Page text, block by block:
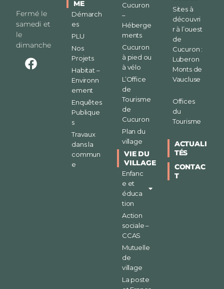
Fermé le
samedi et
le
dimanche
ME
Démarch
es
PLU
Nos
Projets
Habitat –
Environn
ement
Enquêtes
Publique
s
Travaux
dans la
commun
e
Cucuron
–
Héberge
ments
Cucuron
à pied ou
à vélo
L’Office
de
Tourisme
de
Cucuron
Plan du
village
VIE DU
VILLAGE
Enfanc
e et
éduca
tion
Action
sociale –
CCAS
Mutuelle
de
village
La poste
Sites à
découvri
r à l’ouest
de
Cucuron :
Luberon
Monts de
Vaucluse
Offices
du
Tourisme
ACTUALI
TÉS
CONTAC
T